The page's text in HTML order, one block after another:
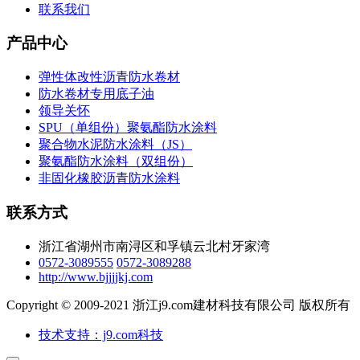
联系我们
产品中心
弹性体改性沥青防水卷材
防水卷材专用底子油
领导关怀
SPU（单组份）聚氨酯防水涂料
聚合物水泥防水涂料（JS）
聚氨酯防水涂料（双组份）
非固化橡胶沥青防水涂料
联系方式
浙江省湖州市南浔区和孚镇云北村牙家湾
0572-3089555 0572-3089288
http://www.bjjjjkj.com
Copyright © 2009-2021 浙江j9.com建材科技有限公司 版权所有
技术支持：j9.com科技